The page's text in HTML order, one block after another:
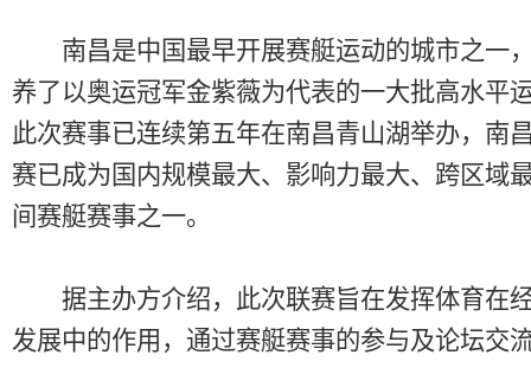
南昌是中国最早开展赛艇运动的城市之一
养了以奥运冠军金紫薇为代表的一大批高水平
此次赛事已连续第五年在南昌青山湖举办，南
赛已成为国内规模最大、影响力最大、跨区域
间赛艇赛事之一。
据主办方介绍，此次联赛旨在发挥体育在
发展中的作用，通过赛艇赛事的参与及论坛交